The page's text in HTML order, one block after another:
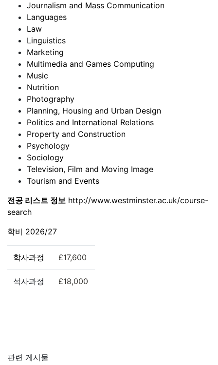
Journalism and Mass Communication
Languages
Law
Linguistics
Marketing
Multimedia and Games Computing
Music
Nutrition
Photography
Planning, Housing and Urban Design
Politics and International Relations
Property and Construction
Psychology
Sociology
Television, Film and Moving Image
Tourism and Events
전공 리스트 정보 http://www.westminster.ac.uk/course-
search
학비 2026/27
학사과정 £17,600
석사과정 £18,000
관련 게시물